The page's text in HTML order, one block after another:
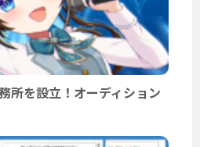
所を設立！オーディション